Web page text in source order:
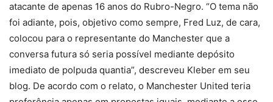
atacante de apenas 16 anos do Rubro-Negro. “O tema não
foi adiante, pois, objetivo como sempre, Fred Luz, de cara,
colocou para o representante do Manchester que a
conversa futura só seria possível mediante depósito
imediato de polpuda quantia”, descreveu Kleber em seu
blog. De acordo com o relato, o Manchester United teria